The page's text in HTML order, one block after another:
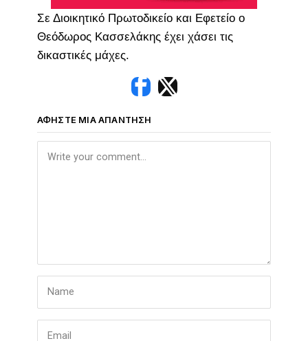
Σε Διοικητικό Πρωτοδικείο και Εφετείο ο
Θεόδωρος Κασσελάκης έχει χάσει τις
δικαστικές μάχες.
ΑΦΉΣΤΕ ΜΙΑ ΑΠΆΝΤΗΣΗ